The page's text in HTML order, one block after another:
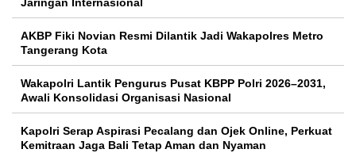
AKBP Fiki Novian Resmi Dilantik Jadi Wakapolres Metro
Tangerang Kota
Wakapolri Lantik Pengurus Pusat KBPP Polri 2026–2031,
Awali Konsolidasi Organisasi Nasional
Kapolri Serap Aspirasi Pecalang dan Ojek Online, Perkuat
Kemitraan Jaga Bali Tetap Aman dan Nyaman